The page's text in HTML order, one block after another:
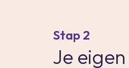
Stap 2
Je eigen